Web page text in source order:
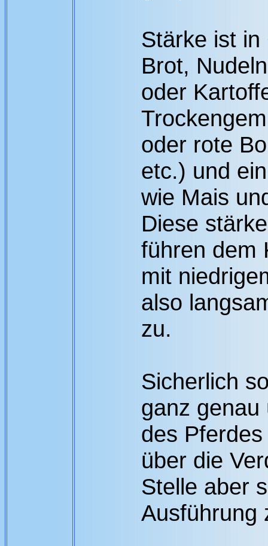
Stärke ist in
Brot,
oder
oder rote
etc.) und
wie Mais
Diese
führen dem
mit
also
zu.
Sicherlich
ganz genau
des
über die
Stelle aber
Ausführung